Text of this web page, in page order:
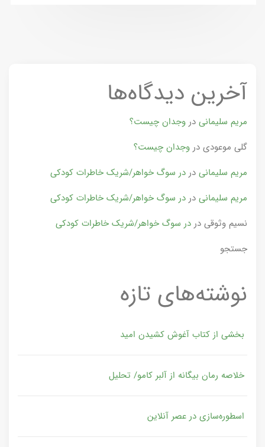
آخرین دیدگاه‌ها
مریم سلیمانی در وجدان چیست؟
گلی موعودی در وجدان چیست؟
مریم سلیمانی در در سوگ خواهر/شریک خاطرات کودکی
مریم سلیمانی در در سوگ خواهر/شریک خاطرات کودکی
نسیم وثوقی در در سوگ خواهر/شریک خاطرات کودکی
جستجو
نوشته‌های تازه
بخشی از کتاب آغوش کشیدن امید
خلاصه رمان بیگانه از آلبر کامو/ تحلیل
اسطوره‌سازی در عصر آنلاین